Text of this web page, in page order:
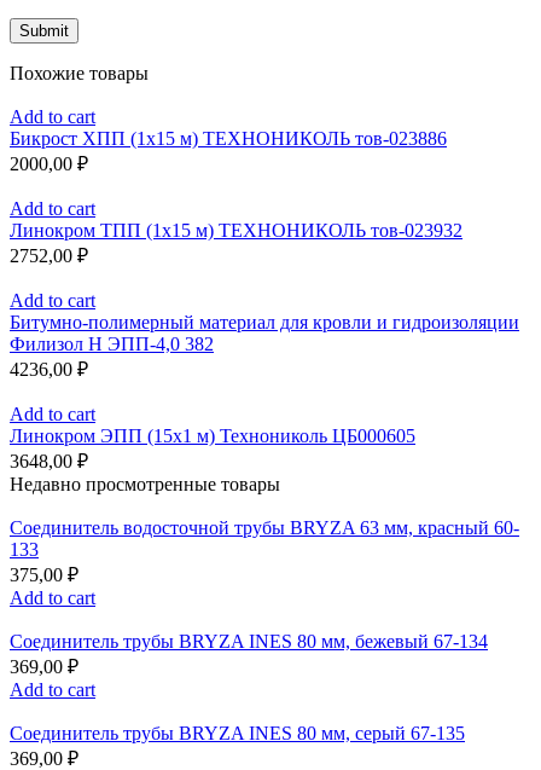
Похожие товары
Add to cart
Бикрост ХПП (1х15 м) ТЕХНОНИКОЛЬ тов-023886
2000,00 ₽
Add to cart
Линокром ТПП (1х15 м) ТЕХНОНИКОЛЬ тов-023932
2752,00 ₽
Add to cart
Битумно-полимерный материал для кровли и гидроизоляции
Филизол Н ЭПП-4,0 382
4236,00 ₽
Add to cart
Линокром ЭПП (15х1 м) Технониколь ЦБ000605
3648,00 ₽
Недавно просмотренные товары
Соединитель водосточной трубы BRYZA 63 мм, краcный 60-
133
375,00 ₽
Add to cart
Соединитель трубы BRYZA INES 80 мм, бежевый 67-134
369,00 ₽
Add to cart
Соединитель трубы BRYZA INES 80 мм, серый 67-135
369,00 ₽